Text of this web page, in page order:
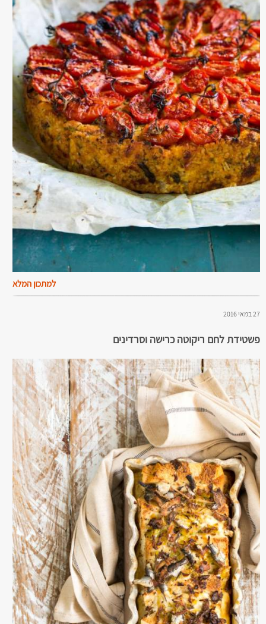
למתכון המלא
27 במאי 2016
פשטידת לחם ריקוטה כרישה וסרדינים